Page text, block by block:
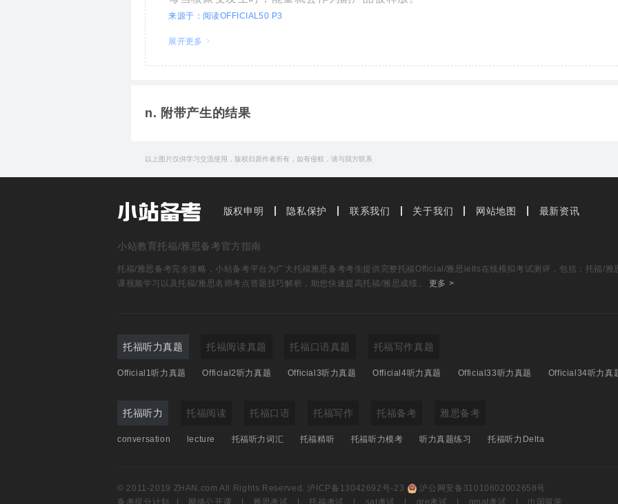
来源于：阅读OFFICIAL50 P3
Indeed, the very notion of productivity is a
来源于：阅读OFFICIAL30 P3
很显然，棱皮龟产生体内热量的方式与我们或者鸟类不同，并非细胞代谢的副产物。
展开更多
n. 附带产生的结果
他们会面的附带成果是释放了囚犯。
以上图片仅供学习交流使用，版权归原作者所有，如有侵权，请与我方联系
版权申明 隐私保护 联系我们 关于我们 网站地图 最新资讯
小站教育托福/雅思备考官方指南
托福/雅思备考完全攻略，小站备考平台为广大托福雅思备考考生提供完整托福Official/雅思ielts在线模拟考试测评，包括：托福/
课视频学习以及托福/雅思名师考点答题技巧解析，助您快速提高托福/雅思成绩。 更多 >
托福听力真题 托福阅读真题 托福口语真题 托福写作真题
Official1听力真题 Official2听力真题 Official3听力真题 Official4听力真题 Official33听力真题 Official34听力真
托福听力 托福阅读 托福口语 托福写作 托福备考 雅思备考
conversation lecture 托福听力词汇 托福精听 托福听力模考 听力真题练习 托福听力Delta
© 2011-2019 ZHAN.com All Rights Reserved.沪ICP备13042692号-23
沪公网安备31010602002658号
备考提分计划
网络公开课 雅思考试 托福考试 sat考试 gre考试 gmat考试 出国留学